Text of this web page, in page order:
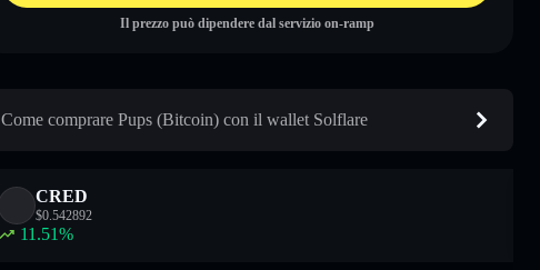
Il prezzo può dipendere dal servizio on-ramp
Come comprare Pups (Bitcoin) con il wallet Solflare
CRED
$0.542892
11.51%